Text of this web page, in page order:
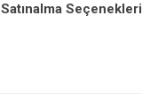
Satınalma Seçenekleri